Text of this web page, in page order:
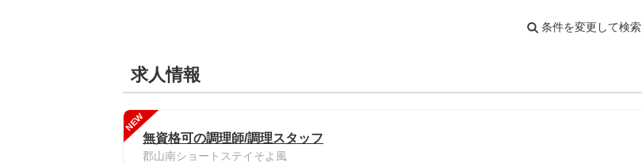
条件を変更して検索
求人情報
NEW
無資格可の調理師/調理スタッフ
郡山南ショートステイそよ風